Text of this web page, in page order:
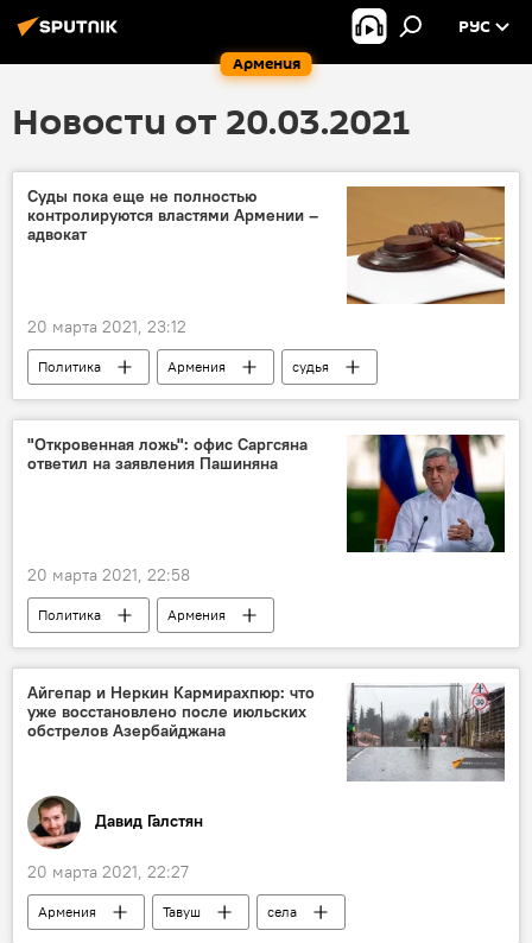
Армения
РУС
Новости от 20.03.2021
Суды пока еще не полностью
контролируются властями Армении –
адвокат
20 марта 2021, 23:12
Политика Армения
судья
Новости Армения
отношения
власть
"Откровенная ложь": офис Саргсяна
ответил на заявления Пашиняна
20 марта 2021, 22:58
Политика
Армения
Нагорный Карабах
Серж Саргсян
Пашинян Никол
карабахский конфликт
Новости Армения
заявление
Айгепар и Неркин Кармирахпюр: что
уже восстановлено после июльских
обстрелов Азербайджана
Давид Галстян
20 марта 2021, 22:27
Армения Тавуш
села